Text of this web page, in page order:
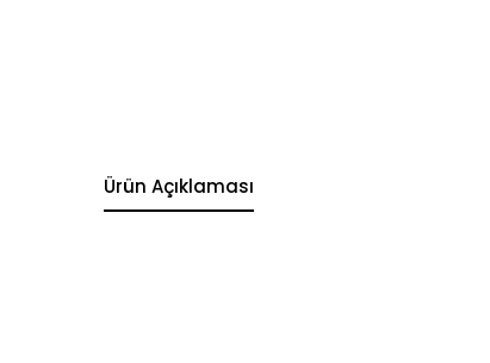
Ürün Açıklaması